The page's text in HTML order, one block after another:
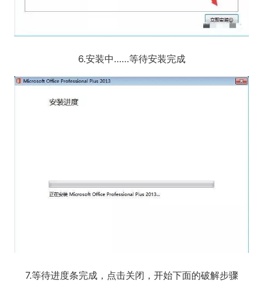
6.安装中……等待安装完成
7.等待进度条完成，点击关闭，开始下面的破解步骤